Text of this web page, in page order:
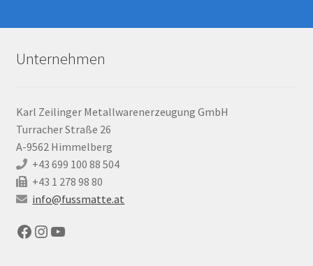
Unternehmen
Karl Zeilinger Metallwarenerzeugung GmbH
Turracher Straße 26
A-9562 Himmelberg
+43 699 100 88 504
+43 1 278 98 80
info@fussmatte.at
Facebook
Instagram
YouTube